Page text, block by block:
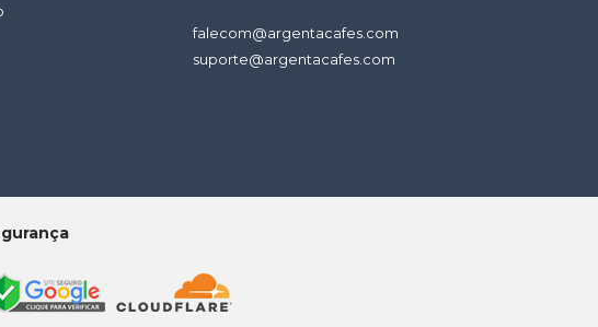
falecom@argentacafes.com
suporte@argentacafes.com